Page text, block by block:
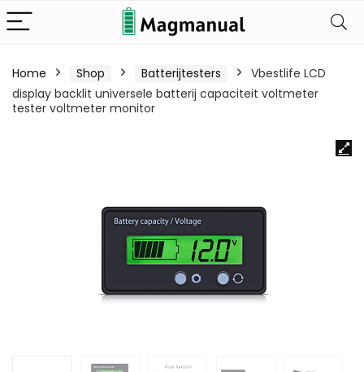
Home Shop Batterijtesters
Vbestlife LCD
display backlit universele batterij capaciteit voltmeter
tester voltmeter monitor